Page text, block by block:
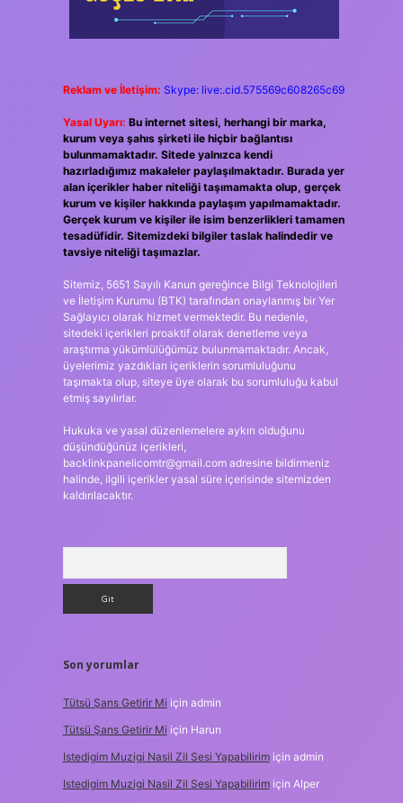
Reklam ve İletişim: Skype: live:.cid.575569c608265c69
Yasal Uyarı: Bu internet sitesi, herhangi bir marka,
kurum veya şahıs şirketi ile hiçbir bağlantısı
bulunmamaktadır. Sitede yalnızca kendi
hazırladığımız makaleler paylaşılmaktadır. Burada yer
alan içerikler haber niteliği taşımamakta olup, gerçek
kurum ve kişiler hakkında paylaşım yapılmamaktadır.
Gerçek kurum ve kişiler ile isim benzerlikleri tamamen
tesadüfidir. Sitemizdeki bilgiler taslak halindedir ve
tavsiye niteliği taşımazlar.
Sitemiz, 5651 Sayılı Kanun gereğince Bilgi Teknolojileri
ve İletişim Kurumu (BTK) tarafından onaylanmış bir Yer
Sağlayıcı olarak hizmet vermektedir. Bu nedenle,
sitedeki içerikleri proaktif olarak denetleme veya
araştırma yükümlülüğümüz bulunmamaktadır. Ancak,
üyelerimiz yazdıkları içeriklerin sorumluluğunu
taşımakta olup, siteye üye olarak bu sorumluluğu kabul
etmiş sayılırlar.
Hukuka ve yasal düzenlemelere aykırı olduğunu
düşündüğünüz içerikleri,
backlinkpanelicomtr@gmail.comadresine bildirmeniz
halinde, ilgili içerikler yasal süre içerisinde sitemizden
kaldırılacaktır.
Son yorumlar
Tütsü Şans Getirir Mi için admin
Tütsü Şans Getirir Mi için Harun
Istedigim Muzigi Nasil Zil Sesi Yapabilirimiçin admin
Istedigim Muzigi Nasil Zil Sesi Yapabilirimiçin Alper